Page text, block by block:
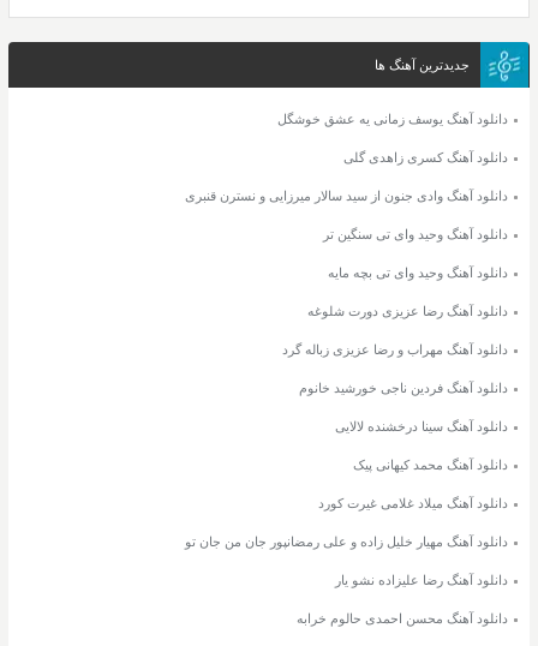
جدیدترین آهنگ ها
دانلود آهنگ یوسف زمانی یه عشق خوشگل
دانلود آهنگ کسری زاهدی گلی
دانلود آهنگ وادی جنون از سید سالار میرزایی و نسترن قنبری
دانلود آهنگ وحید وای تی سنگین تر
دانلود آهنگ وحید وای تی بچه مایه
دانلود آهنگ رضا عزیزی دورت شلوغه
دانلود آهنگ مهراب و رضا عزیزی زباله گرد
دانلود آهنگ فردین ناجی خورشید خانوم
دانلود آهنگ سینا درخشنده لالایی
دانلود آهنگ محمد کیهانی پیک
دانلود آهنگ میلاد غلامی غیرت کورد
دانلود آهنگ مهیار خلیل زاده و علی رمضانپور جان من جان تو
دانلود آهنگ رضا علیزاده نشو یار
دانلود آهنگ محسن احمدی حالوم خرابه